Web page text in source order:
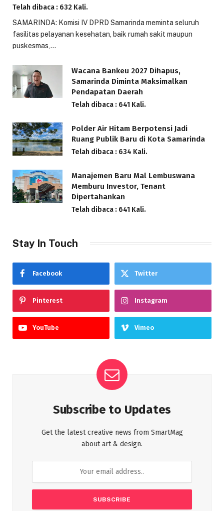
Telah dibaca : 632 Kali.
SAMARINDA: Komisi IV DPRD Samarinda meminta seluruh
fasilitas pelayanan kesehatan, baik rumah sakit maupun
puskesmas,…
Wacana Bankeu 2027 Dihapus,
Samarinda Diminta Maksimalkan
Pendapatan Daerah
Telah dibaca : 641 Kali.
Polder Air Hitam Berpotensi Jadi
Ruang Publik Baru di Kota Samarinda
Telah dibaca : 634 Kali.
Manajemen Baru Mal Lembuswana
Memburu Investor, Tenant
Dipertahankan
Telah dibaca : 641 Kali.
Stay In Touch
Facebook Twitter
Pinterest Instagram
YouTube Vimeo
Subscribe to Updates
Get the latest creative news from SmartMag
about art & design.